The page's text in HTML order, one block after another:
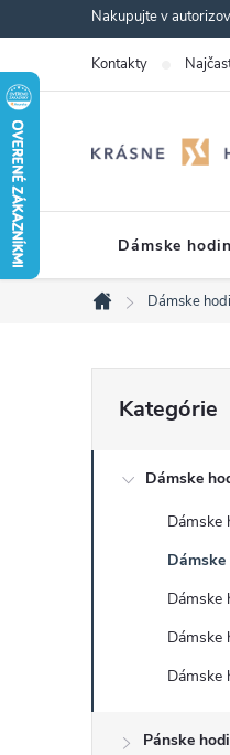
na
obsah
Nakupujte v
Kontakty
Dámske
Domov
Dámske
o
a
kategórie
Kategórie
Dámske
Dámske
Dámske
Dámske
Dámske
Pánske